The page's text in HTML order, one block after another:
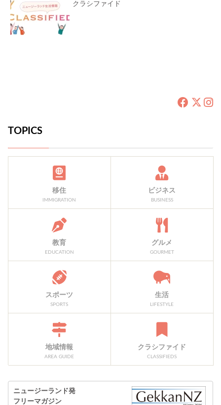
クラシファイド
TOPICS
移住
IMMIGRATION
ビジネス
BUSINESS
教育
EDUCATION
グルメ
GOURMET
スポーツ
SPORTS
生活
LIFESTYLE
地域情報
AREA GUIDE
クラシファイド
CLASSIFIEDS
ニュージーランド発
フリーマガジン